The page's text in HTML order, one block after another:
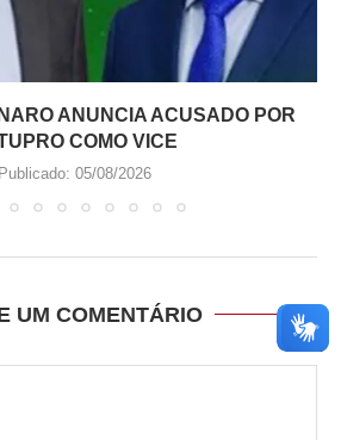
ANUNCIA ACUSADO POR
COMO VICE
Publicado: 05/08/2026
UM COMENTÁRIO